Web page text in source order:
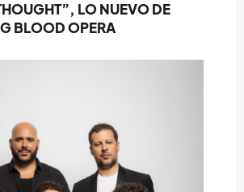
LO NUEVO DE
BLOOD OPERA